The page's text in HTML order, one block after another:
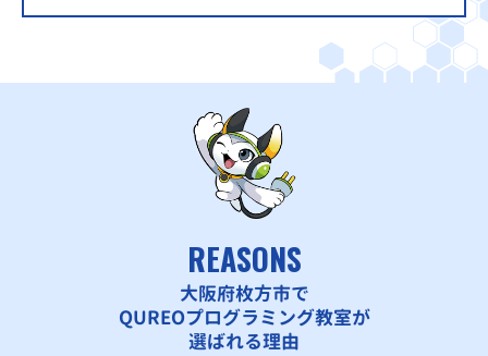
REASONS
大阪府枚方市で
QUREOプログラミング教室が
選ばれる理由